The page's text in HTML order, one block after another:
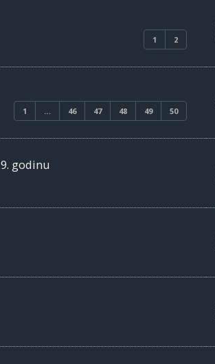
1 2
1 … 46 47 48 49 50
godinu